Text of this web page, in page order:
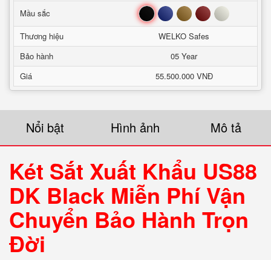
Mầu sắc Đen Xanh Nâu Đỏ Trắng
Thương hiệu
WELKO Safes
Bảo hành
05 Year
Giá
55.500.000 VNĐ
Nổi bật Hình ảnh Mô tả
Két Sắt Xuất Khẩu US88
DK Black Miễn Phí Vận
Chuyển Bảo Hành Trọn
Đời